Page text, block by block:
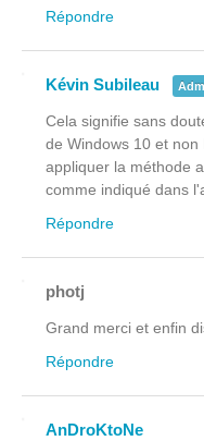
Répondre
Kévin Subileau
Cela signifie sans
de Windows 10 et
appliquer la méthode
comme indiqué dans
Répondre
photj
Grand merci et enfin
Répondre
AnDroKtoNe